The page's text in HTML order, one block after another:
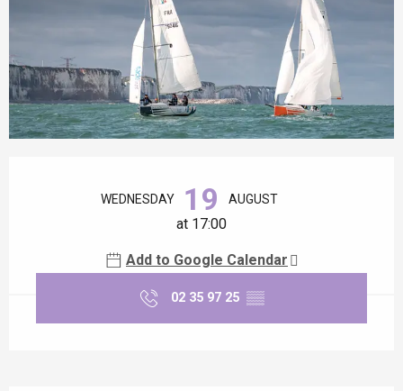
WEDNESDAY 19 AUGUST
at 17:00
Add to Google Calendar
02 35 97 25 ▒▒